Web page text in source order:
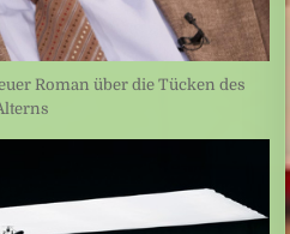
Roman über die Tücken des